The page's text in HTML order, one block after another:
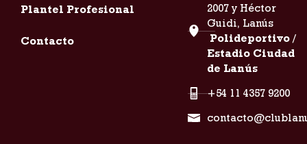
Plantel Profesional
Contacto
2007 y Héctor
Guidi, Lanús
Polideportivo /
Estadio Ciudad
de Lanús
+54 11 4357 9200